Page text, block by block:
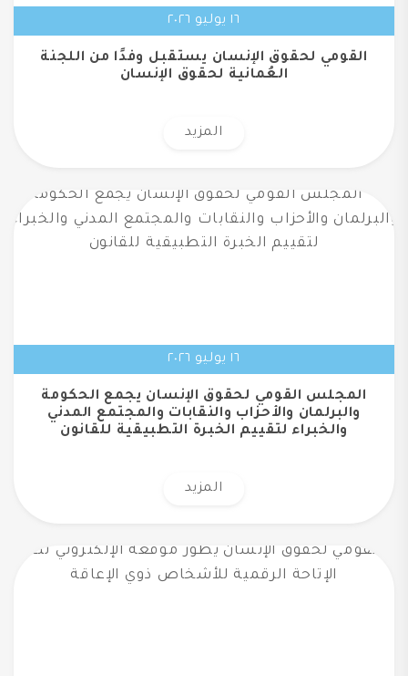
١٦ يوليو ٢٠٢٦
القومي لحقوق الإنسان يستقبل وفدًا من اللجنة
العُمانية لحقوق الإنسان
المزيد
١٦ يوليو ٢٠٢٦
المجلس القومي لحقوق الإنسان يجمع الحكومة
والبرلمان والأحزاب والنقابات والمجتمع المدني
والخبراء لتقييم الخبرة التطبيقية للقانون
المزيد